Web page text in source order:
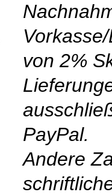
von 2%
PayPal.
Andere